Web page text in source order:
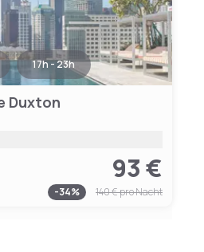
17h - 23h
Duxton
93 €
-34% 140 €pro Nacht